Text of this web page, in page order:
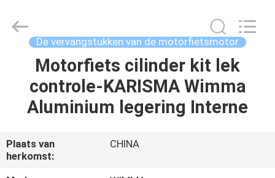
THUIS
PRODUCTEN
VIDEO'S
Spare
Parts
De vervangstukken van de motorfietsmotor
Motorfiets cilinder kit lek
controle-KARISMA Wimma
Aluminium legering Interne
Plaats van
herkomst:
CHINA